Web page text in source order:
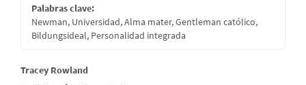
Palabras clave:
Newman, Universidad, Alma mater, Gentleman católico,
Bildungsideal, Personalidad integrada
Contenido
Tracey Rowland